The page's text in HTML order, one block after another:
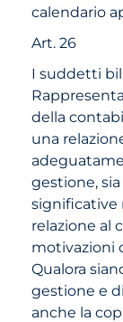
calendario
Art. 26
I suddetti
della
una
gestione,
significative
relazione al
motivazioni
Qualora
gestione e
anche la